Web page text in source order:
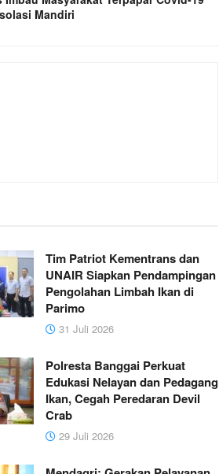
Mandiri
Tim Patriot Kementrans dan
UNAIR Siapkan Pendampingan
Pengolahan Limbah Ikan di
Parimo
31 Juli 2026
Polresta Banggai Perkuat
Edukasi Nelayan dan Pedagang
Ikan, Cegah Peredaran Devil
Crab
29 Juli 2026